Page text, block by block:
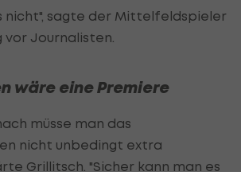
nicht", sagte der Mittelfeldspieler
Journalisten.
wäre eine Premiere
müsse man das
nicht unbedingt extra
Grillitsch. "Sicher kann man es